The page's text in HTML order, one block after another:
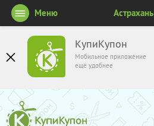
КупиКупон
Мобильное приложение
ещё удобнее
Меню Астрахань